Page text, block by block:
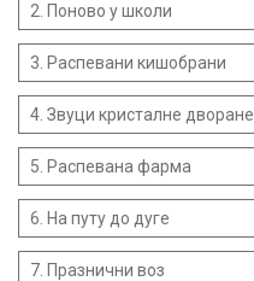
2. Поново у школи
3. Распевани кишобрани
4. Звуци кристалне дворане
5. Распевана фарма
6. На путу до дуге
7. Празнични воз